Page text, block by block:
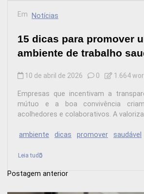
Em Notícias
15 dicas para promover
ambiente de trabalho
10 de abril de 2026 0 1.664
Empresas que incentivam a
mútuo e a boa convivência
acolhedores e colaborativos. A
ambiente dicas promover saudável
Leia tudo
N
Postagem anterior